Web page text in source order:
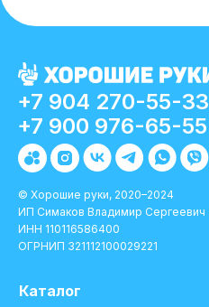
Каталог
+7 904 270-55-33
© Хорошие руки, 2020–2024
ИП Симаков Владимир Сергеевич
ИНН 110116586400
ОГРНИП 321112100029221
+7 900 976-65-55